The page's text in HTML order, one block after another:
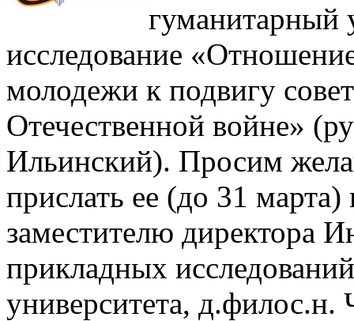
гуманитарный
исследование
молодежи к подвигу
Отечественной войне»
Ильинский). Просим
прислать ее (до 31
заместителю директора
прикладных
университета,